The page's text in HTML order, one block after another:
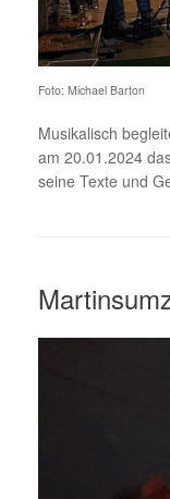
Foto: Michael Barton
Musikalisch
am 20.01.2024
seine Texte und